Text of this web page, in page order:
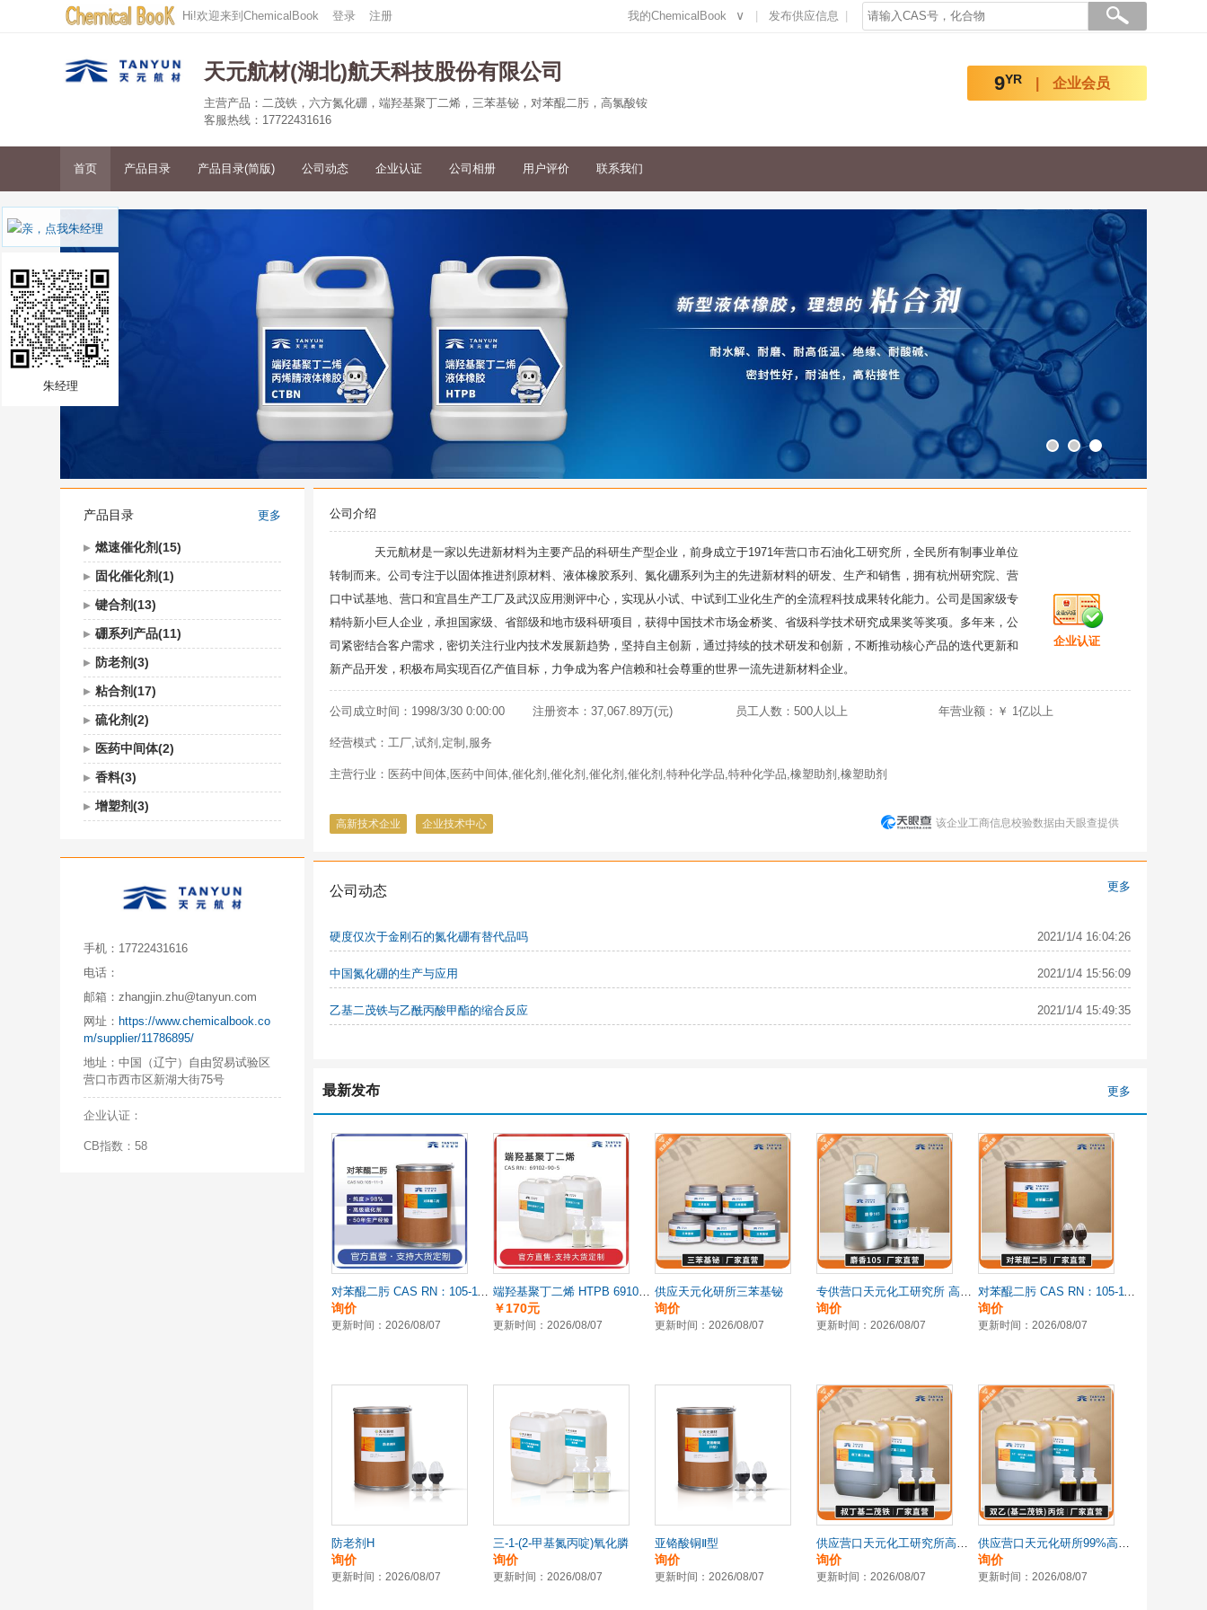
Hi!欢迎来到ChemicalBook 登录 注册 我的ChemicalBook ∨ 发布供应信息
天元航材(湖北)航天科技股份有限公司
主营产品：二茂铁，六方氮化硼，端羟基聚丁二烯，三苯基铋，对苯醌二肟，高氯酸铵
客服热线：17722431616
9YR 企业会员
首页 产品目录 产品目录(简版) 公司动态 企业认证 公司相册 用户评价 联系我们
<
产品目录 更多
燃速催化剂(15)
固化催化剂(1)
键合剂(13)
硼系列产品(11)
防老剂(3)
粘合剂(17)
硫化剂(2)
医药中间体(2)
香料(3)
增塑剂(3)
手机： 17722431616
电话：
邮箱： zhangjin.zhu@tanyun.com
网址： https://www.chemicalbook.co
m/supplier/11786895/
地址： 中国（辽宁）自由贸易试验区
营口市西市区新湖大街75号
企业认证：
CB指数：58
公司介绍
天元航材是一家以先进新材料为主要产品的科研生产型企业，前身成立于1971年营口市石油化工研究所，全民所有制事业单位
转制而来。公司专注于以固体推进剂原材料、液体橡胶系列、氮化硼系列为主的先进新材料的研发、生产和销售，拥有杭州研究院、营
口中试基地、营口和宜昌生产工厂及武汉应用测评中心，实现从小试、中试到工业化生产的全流程科技成果转化能力。公司是国家级专
精特新小巨人企业，承担国家级、省部级和地市级科研项目，获得中国技术市场金桥奖、省级科学技术研究成果奖等奖项。多年来，公
司紧密结合客户需求，密切关注行业内技术发展新趋势，坚持自主创新，通过持续的技术研发和创新，不断推动核心产品的迭代更新和
新产品开发，积极布局实现百亿产值目标，力争成为客户信赖和社会尊重的世界一流先进新材料企业。
企业认证
公司成立时间：1998/3/30 0:00:00 注册资本：37,067.89万(元) 员工人数：500人以上 年营业额：￥ 1亿以上
经营模式：工厂,试剂,定制,服务
主营行业：医药中间体,医药中间体,催化剂,催化剂,催化剂,催化剂,特种化学品,特种化学品,橡塑助剂,橡塑助剂
高新技术企业 企业技术中心 该企业工商信息校验数据由天眼查提供
公司动态 更多
硬度仅次于金刚石的氮化硼有替代品吗 2021/1/4 16:04:26
中国氮化硼的生产与应用 2021/1/4 15:56:09
乙基二茂铁与乙酰丙酸甲酯的缩合反应 2021/1/4 15:49:35
最新发布 更多
对苯醌二肟 CAS RN：105-11-3 高纯度现货供应
询价
更新时间：2026/08/07
端羟基聚丁二烯 HTPB 69102-90-5 高品质现货供应
￥170元
更新时间：2026/08/07
供应天元化研所三苯基铋
询价
更新时间：2026/08/07
专供营口天元化工研究所 高纯度 麝香105|3391-83-1
询价
更新时间：2026/08/07
对苯醌二肟 CAS RN：105-11-3 高纯度现货供应
询价
更新时间：2026/08/07
防老剂H
询价
更新时间：2026/08/07
三-1-(2-甲基氮丙啶)氧化膦
询价
更新时间：2026/08/07
亚铬酸铜Ⅱ型
询价
更新时间：2026/08/07
供应营口天元化工研究所高纯度叔丁基二茂铁
询价
更新时间：2026/08/07
供应营口天元化研所99%高纯度2,2′-双(乙基二茂铁)丙烷
询价
更新时间：2026/08/07
朱经理
朱经理